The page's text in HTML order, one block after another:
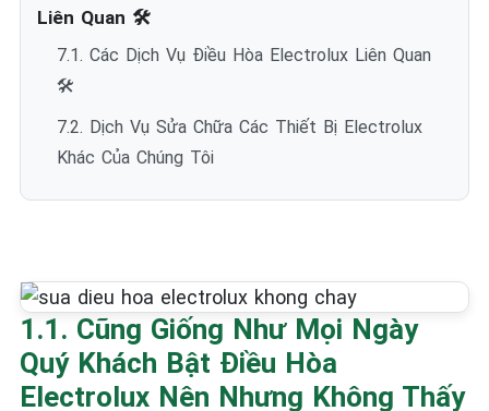
Liên Quan 🛠️
7.1. Các Dịch Vụ Điều Hòa Electrolux Liên Quan
🛠️
7.2. Dịch Vụ Sửa Chữa Các Thiết Bị Electrolux
Khác Của Chúng Tôi
1.1. Cũng Giống Như Mọi Ngày
Quý Khách Bật Điều Hòa
Electrolux Nên Nhưng Không Thấy